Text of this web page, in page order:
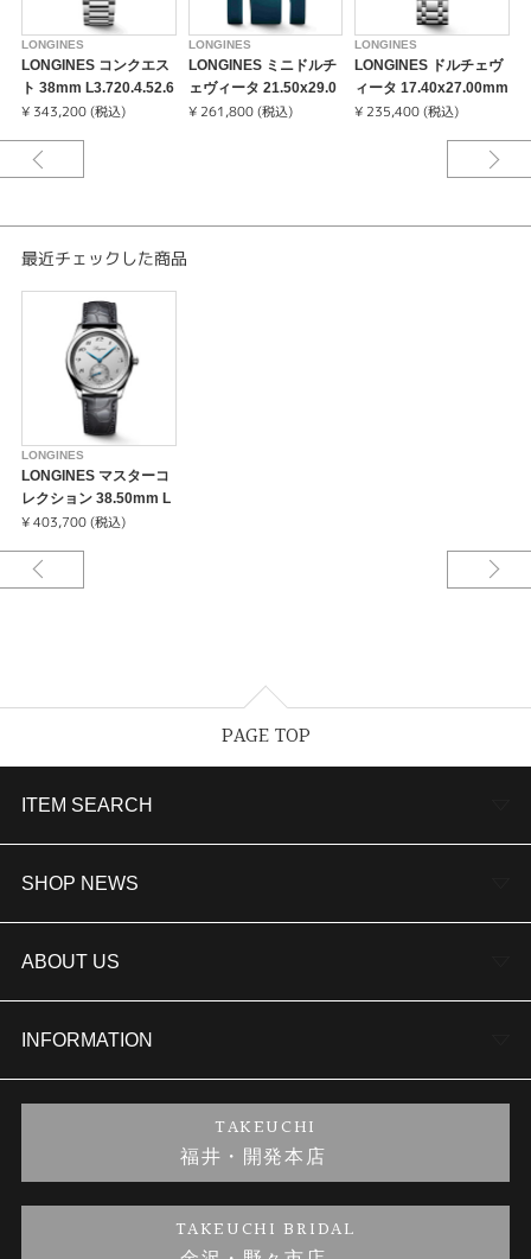
腕時計
LONGINES
伝統ある時計ブランドとして、ロンジンは創業以来、素晴らしい時計を製造
は、このシリーズが積み重ねてきた成功からわかるように、ロンジンの企業
LONGINES
LONGINES コンクエス
ト 38mm L3.720.4.52.6
¥ 343,200 (税込)
LONGINES
LONGINES ミニドルチ
ェヴィータ 21.50x29.0
0mm L5.200.4.75.9
¥ 261,800 (税込)
LONGINES
LONGINES ドルチェヴ
ィータ 17.40x27.00mm
L5.258.4.71.6
¥ 235,400 (税込)
最近チェックした商品
LONGINES
LONGINES マスターコ
レクション 38.50mm L
2.843.4.73.2
¥ 403,700 (税込)
PAGE TOP
ITEM SEARCH
婚約指輪
結婚指輪
セットリング
婚約ネックレス
金・プラチナのお取引
SHOP NEWS
TAKEUCHI BRIDAL金沢本店情報
商品一覧
ブランドリスト
金澤指輪工房｜手作りペアリング
ABOUT US
会社概要
お客様の声
INFORMATION
TAKEUCHI
福井・開発本店
TAKEUCHI BRIDAL